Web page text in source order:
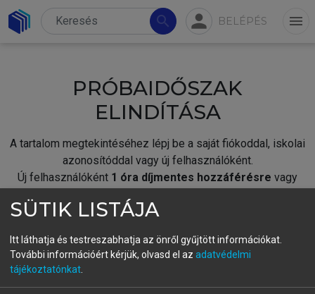
search person BELÉPÉS menu
PRÓBAIDŐSZAK
ELINDÍTÁSA
A tartalom megtekintéséhez lépj be a saját fiókoddal, iskolai
azonosítóddal vagy új felhasználóként.
Új felhasználóként 1 óra díjmentes hozzáférésre vagy
fiókoddal,vagy hozz létre új fiókot.
A regisztráció után apróbaidőszakautomatikusan
SÜTIK LISTÁJA
Itt láthatja és testreszabhatja az önről gyűjtött információkat.
További információért kérjük, olvasd el az adatvédelmi
tájékoztatónkat